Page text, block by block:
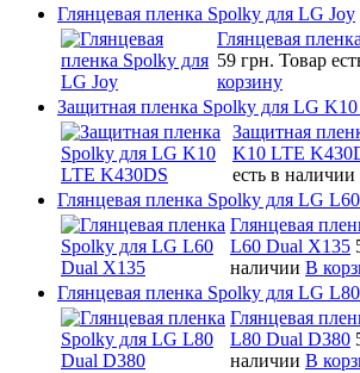
Глянцевая пленка Spolky для LG Joy
Глянцевая
59 грн. Товар
корзину
Защитная пленка Spolky для LG
Защитная
K10 LTE
есть в наличии
Глянцевая пленка Spolky для LG
Глянцевая
L60 Dual X135
наличии В
Глянцевая пленка Spolky для LG
Глянцевая
L80 Dual D380
наличии В